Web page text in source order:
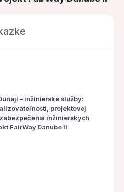
– inžinierske služby:
projektovej
inžinierskych
FairWay Danube II